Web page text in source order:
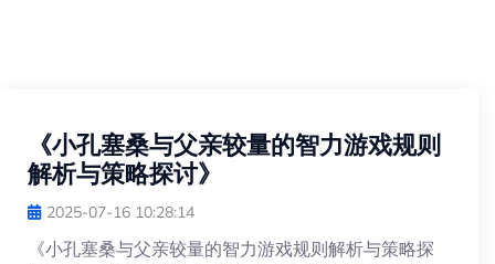
《小孔塞桑与父亲较量的智力游戏规则
解析与策略探讨》
2025-07-16 10:28:14
《小孔塞桑与父亲较量的智力游戏规则解析与策略探